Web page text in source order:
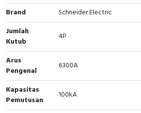
Inductive Sensors
Photoelectric
Cam Switch
RFID
Capacitive Sensors
Brand
Schneider Electric
Jumlah
Kutub
4P
Arus
Pengenal
6300A
Kapasitas
Pemutusan
100kA